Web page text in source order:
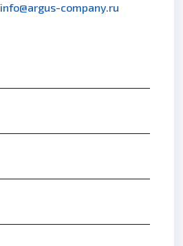
info@argus-company.ru